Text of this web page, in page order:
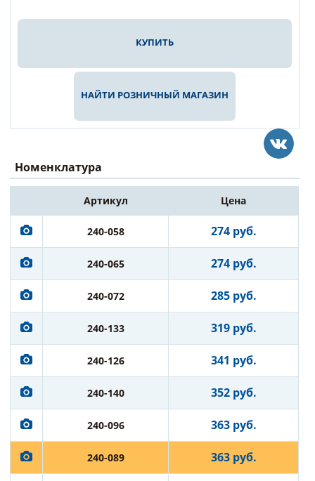
КУПИТЬ
НАЙТИ РОЗНИЧНЫЙ МАГАЗИН
Номенклатура
Артикул Цена
240-058 274 руб.
240-065 274 руб.
240-072 285 руб.
240-133 319 руб.
240-126 341 руб.
240-140 352 руб.
240-096 363 руб.
240-089 363 руб.